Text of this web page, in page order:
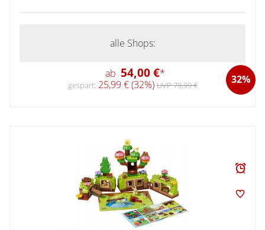
alle Shops:
ab 54,00 €* 32%
gespart: 25,99 € (32%)UVP 79,99 €